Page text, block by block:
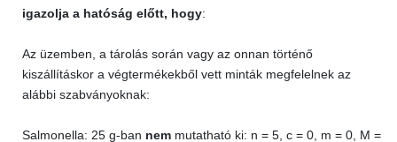
igazolja a hatóság előtt, hogy:
Az üzemben, a tárolás során vagy az onnan történő
kiszállításkor a végtermékekből vett minták megfelelnek az
alábbi szabványoknak:
Salmonella: 25 g-ban nem mutatható ki: n = 5, c = 0, m = 0, M =